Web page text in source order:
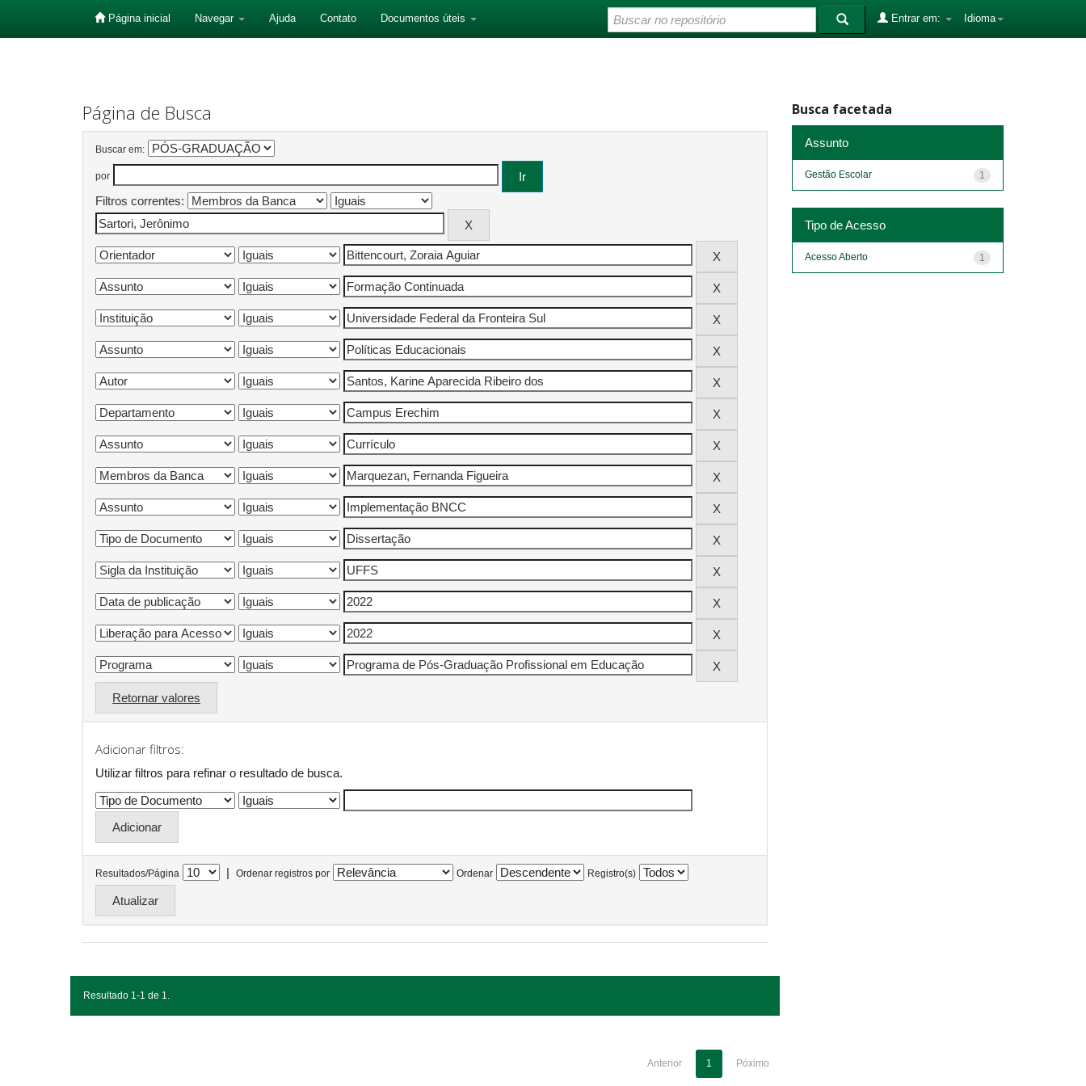
Página inicial Navegar Ajuda Contato Documentos úteis Idioma
Entrar em:
Página de Busca
Buscar em:
por
Filtros correntes:
Retornar valores
Adicionar filtros:
Utilizar filtros para refinar o resultado de busca.
Resultados/Página | Ordenar registros por Ordenar Registro(s)
Resultado 1-1 de 1.
Anterior 1 Póximo
Busca facetada
Assunto
1
Gestão Escolar
Tipo de Acesso
1
Acesso Aberto